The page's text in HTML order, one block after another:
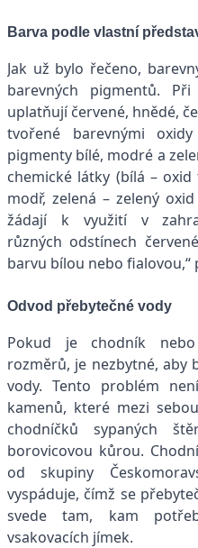
Barva podle vlastní
Jak už bylo řečeno,
barevných pigmentů.
uplatňují červené, hnědé,
tvořené barevnými
pigmenty bílé, modré a
chemické látky (bílá –
modř, zelená – zelený
žádají k využití v
různých odstínech
barvu bílou nebo fialovou,“
Odvod přebytečné vody
Pokud je chodník
rozměrů, je nezbytné, aby
vody. Tento problém
kamenů, které mezi
chodníčků sypaných
borovicovou kůrou.
od skupiny
vyspáduje, čímž se
svede tam, kam
vsakovacích jímek.